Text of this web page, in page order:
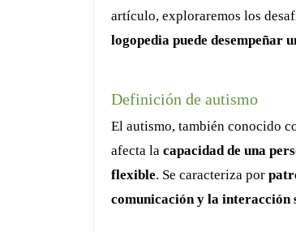
artículo, exploraremos los
logopedia puede desempeñar
Definición de autismo
El autismo, también conocido
afecta la capacidad de una
flexible. Se caracteriza por
comunicación y la interacción